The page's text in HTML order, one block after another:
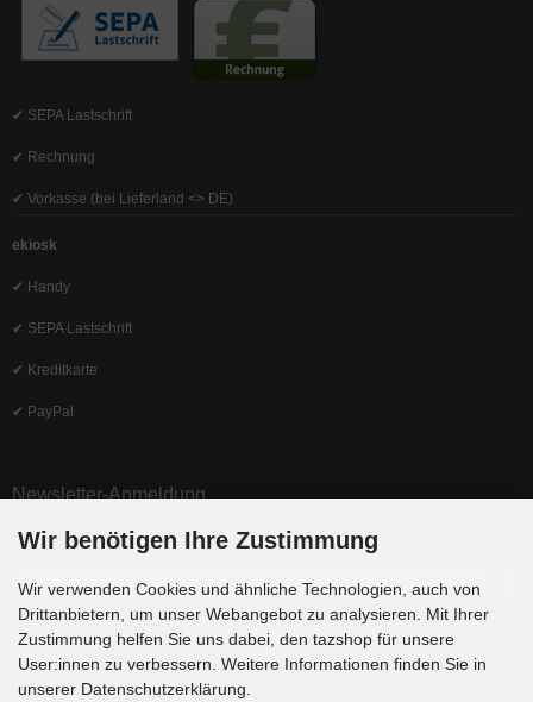
✔ SEPA Lastschrift
✔ Rechnung
✔ Vorkasse (bei Lieferland <> DE)
ekiosk
✔ Handy
✔ SEPA Lastschrift
✔ Kreditkarte
✔ PayPal
Newsletter-Anmeldung
E-Mail-Adresse:
Der Newsletter kann jederzeit hier oder in Ihrem Kundenkonto abbestellt
werden.
Wir benötigen Ihre Zustimmung
Wir verwenden Cookies und ähnliche Technologien, auch von
Drittanbietern, um unser Webangebot zu analysieren. Mit Ihrer
Zustimmung helfen Sie uns dabei, den tazshop für unsere
User:innen zu verbessern. Weitere Informationen finden Sie in
unserer Datenschutzerklärung.